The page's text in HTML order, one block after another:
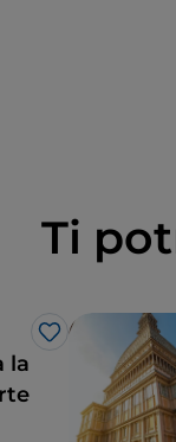
Ti
Like
la